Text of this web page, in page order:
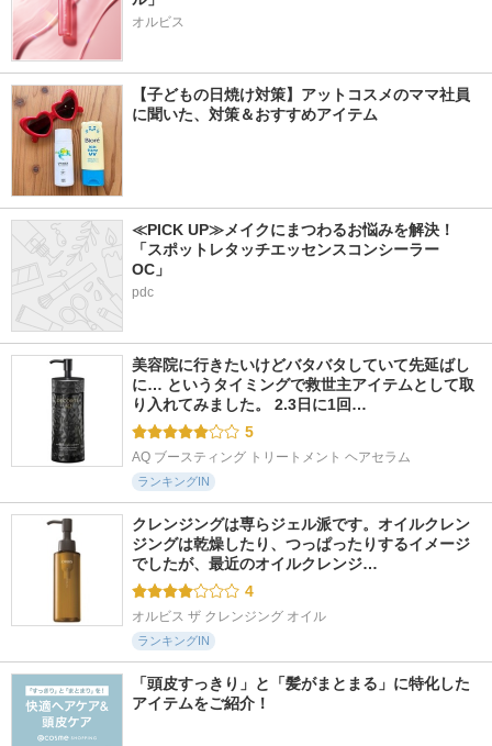
オルビス
【子どもの日焼け対策】アットコスメのママ社員
に聞いた、対策＆おすすめアイテム
≪PICK UP≫メイクにまつわるお悩みを解決！
「スポットレタッチエッセンスコンシーラー
OC」
pdc
美容院に行きたいけどバタバタしていて先延ばし
に… というタイミングで救世主アイテムとして取
り入れてみました。 2.3日に1回…
5
AQ ブースティング トリートメント ヘアセラム
ランキングIN
クレンジングは専らジェル派です。オイルクレン
ジングは乾燥したり、つっぱったりするイメージ
でしたが、最近のオイルクレンジ…
4
オルビス ザ クレンジング オイル
ランキングIN
「頭皮すっきり」と「髪がまとまる」に特化した
アイテムをご紹介！